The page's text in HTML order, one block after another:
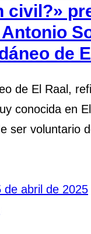
civil?»
de
de El Raal,
conocida en
ser voluntario
de abril de 2025